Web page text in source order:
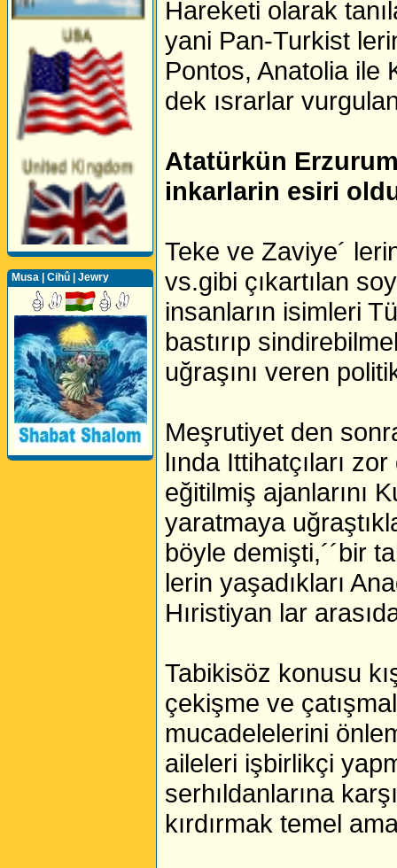
Perwerde ya Zimanê
Kurdî û Îngîlîzî
Musa | Cihû | Jewry
Hareketi olarak
yani Pan-Turkist
Pontos, Anatolia ile
dek ısrarlar
Atatürkün
inkarlarin esiri
Teke ve Zaviye´
vs.gibi çıkartılan
insanların isimleri
bastırıp
uğraşını veren
Meşrutiyet den
lında Ittihatçıları
eğitilmiş ajanlarını
yaratmaya
böyle demişti,´´bir
lerin yaşadıkları
Hıristiyan lar
Tabikisöz konusu
çekişme ve
mucadelelerini
aileleri işbirlikçi
serhıldanlarına
kırdırmak temel